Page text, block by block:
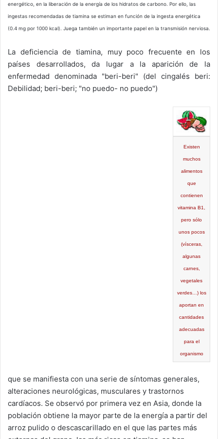
energético, en la liberación de la energía de los hidratos de carbono. Por ello, las
ingestas recomendadas de tiamina se estiman en función de la ingesta energética
(0.4 mg por 1000 kcal). Juega también un importante papel en la transmisión nerviosa.
La deficiencia de tiamina, muy poco frecuente en los
países desarrollados, da lugar a la aparición de la
enfermedad denominada "beri-beri" (del cingalés beri:
Debilidad; beri-beri; "no puedo- no puedo")
Existen
muchos
alimentos
que
contienen
vitamina B1,
pero sólo
unos pocos
(vísceras,
algunas
carnes,
vegetales
verdes…) los
aportan en
cantidades
adecuadas
para el
organismo
que se manifiesta con una serie de síntomas generales,
alteraciones neurológicas, musculares y trastornos
cardíacos. Se observó por primera vez en Asia, donde la
población obtiene la mayor parte de la energía a partir del
arroz pulido o descascarillado en el que las partes más